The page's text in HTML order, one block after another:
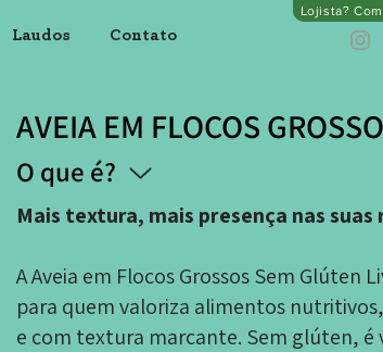
Lojista?
Laudos Contato
AVEIA EM FLOCOS
O que é?
Mais textura, mais presença nas suas
A Aveia em Flocos Grossos Sem Glúten
para quem valoriza alimentos
e com textura marcante. Sem glúten, é